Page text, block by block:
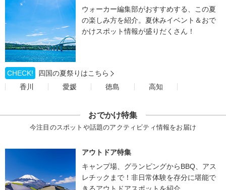
ウォーカー編集部がおすすめする、この夏
の楽しみ方を紹介。夏休みイベント＆おで
かけスポット情報が盛りだくさん！
CHECK!
四国の夏祭りはこちら
香川
愛媛 徳島 高知
おでかけ特集
今注目のスポットや話題のアクティビティ情報をお届け
アウトドア特集
キャンプ場、グランピングからBBQ、アス
レチックまで！非日常体験を存分に堪能で